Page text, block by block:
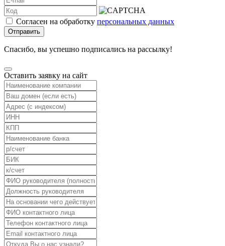
Согласен на обработку персональных данных
Отправить
Спасибо, вы успешно подписались на рассылку!
Оставить заявку на сайт